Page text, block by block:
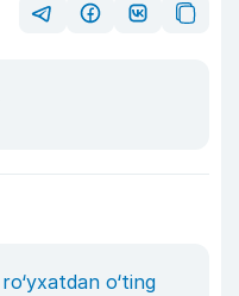
ro‘yxatdan o‘ting